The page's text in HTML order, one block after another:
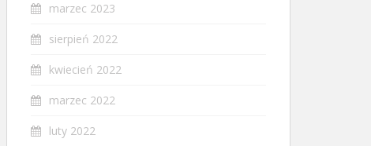
marzec 2023
sierpień 2022
kwiecień 2022
marzec 2022
luty 2022